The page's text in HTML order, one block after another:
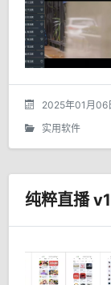
2025年01月06
实用软件
纯粹直播